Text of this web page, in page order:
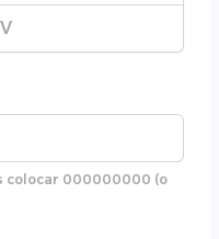
colocar 000000000 (o